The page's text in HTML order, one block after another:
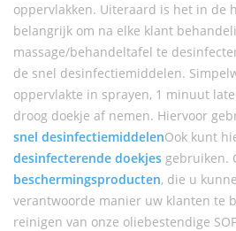
oppervlakken. Uiteraard is het in de
belangrijk om na elke klant
massage/behandeltafel te
de snel desinfectiemiddelen.
oppervlakte in sprayen, 1 minuut
droog doekje af nemen. Hiervoor
snel desinfectiemiddelenOok kunt
desinfecterende doekjes gebruiken.
beschermingsproducten, die u
verantwoorde manier uw klanten te
reinigen van onze oliebestendige